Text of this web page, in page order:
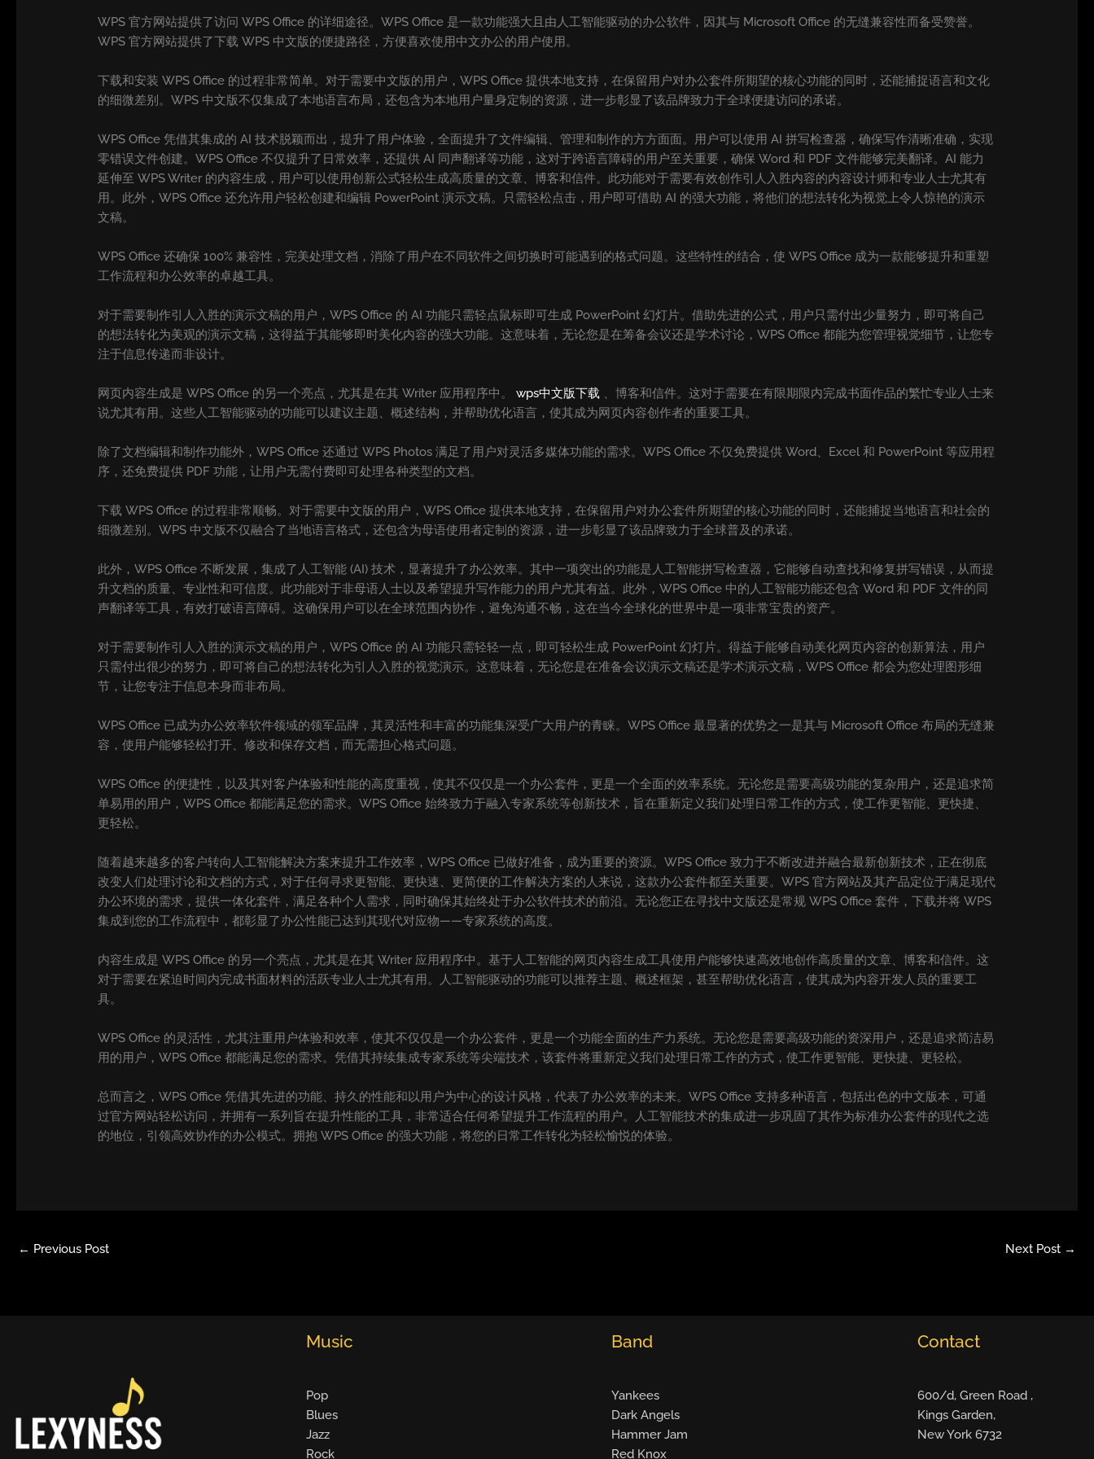
WPS 官方网站提供了访问 WPS Office 的详细途径。WPS Office 是一款功能强大且由人工智能驱动的办公软件，因其与 Microsoft Office 的无缝兼容性而备受赞誉。
WPS 官方网站提供了下载 WPS 中文版的便捷路径，方便喜欢使用中文办公的用户使用。
下载和安装 WPS Office 的过程非常简单。对于需要中文版的用户，WPS Office 提供本地支持，在保留用户对办公套件所期望的核心功能的同时，还能捕捉语言和文化
的细微差别。WPS 中文版不仅集成了本地语言布局，还包含为本地用户量身定制的资源，进一步彰显了该品牌致力于全球便捷访问的承诺。
WPS Office 凭借其集成的 AI 技术脱颖而出，提升了用户体验，全面提升了文件编辑、管理和制作的方方面面。用户可以使用 AI 拼写检查器，确保写作清晰准确，实现
零错误文件创建。WPS Office 不仅提升了日常效率，还提供 AI 同声翻译等功能，这对于跨语言障碍的用户至关重要，确保 Word 和 PDF 文件能够完美翻译。AI 能力
延伸至 WPS Writer 的内容生成，用户可以使用创新公式轻松生成高质量的文章、博客和信件。此功能对于需要有效创作引人入胜内容的内容设计师和专业人士尤其有
用。此外，WPS Office 还允许用户轻松创建和编辑 PowerPoint 演示文稿。只需轻松点击，用户即可借助 AI 的强大功能，将他们的想法转化为视觉上令人惊艳的演示
文稿。
WPS Office 还确保 100% 兼容性，完美处理文档，消除了用户在不同软件之间切换时可能遇到的格式问题。这些特性的结合，使 WPS Office 成为一款能够提升和重塑
工作流程和办公效率的卓越工具。
对于需要制作引人入胜的演示文稿的用户，WPS Office 的 AI 功能只需轻点鼠标即可生成 PowerPoint 幻灯片。借助先进的公式，用户只需付出少量努力，即可将自己
的想法转化为美观的演示文稿，这得益于其能够即时美化内容的强大功能。这意味着，无论您是在筹备会议还是学术讨论，WPS Office 都能为您管理视觉细节，让您专
注于信息传递而非设计。
网页内容生成是 WPS Office 的另一个亮点，尤其是在其 Writer 应用程序中。wps中文版下载 、博客和信件。这对于需要在有限期限内完成书面作品的繁忙专业人士来
说尤其有用。这些人工智能驱动的功能可以建议主题、概述结构，并帮助优化语言，使其成为网页内容创作者的重要工具。
除了文档编辑和制作功能外，WPS Office 还通过 WPS Photos 满足了用户对灵活多媒体功能的需求。WPS Office 不仅免费提供 Word、Excel 和 PowerPoint 等应用程
序，还免费提供 PDF 功能，让用户无需付费即可处理各种类型的文档。
下载 WPS Office 的过程非常顺畅。对于需要中文版的用户，WPS Office 提供本地支持，在保留用户对办公套件所期望的核心功能的同时，还能捕捉当地语言和社会的
细微差别。WPS 中文版不仅融合了当地语言格式，还包含为母语使用者定制的资源，进一步彰显了该品牌致力于全球普及的承诺。
此外，WPS Office 不断发展，集成了人工智能 (AI) 技术，显著提升了办公效率。其中一项突出的功能是人工智能拼写检查器，它能够自动查找和修复拼写错误，从而提
升文档的质量、专业性和可信度。此功能对于非母语人士以及希望提升写作能力的用户尤其有益。此外，WPS Office 中的人工智能功能还包含 Word 和 PDF 文件的同
声翻译等工具，有效打破语言障碍。这确保用户可以在全球范围内协作，避免沟通不畅，这在当今全球化的世界中是一项非常宝贵的资产。
对于需要制作引人入胜的演示文稿的用户，WPS Office 的 AI 功能只需轻轻一点，即可轻松生成 PowerPoint 幻灯片。得益于能够自动美化网页内容的创新算法，用户
只需付出很少的努力，即可将自己的想法转化为引人入胜的视觉演示。这意味着，无论您是在准备会议演示文稿还是学术演示文稿，WPS Office 都会为您处理图形细
节，让您专注于信息本身而非布局。
WPS Office 已成为办公效率软件领域的领军品牌，其灵活性和丰富的功能集深受广大用户的青睐。WPS Office 最显著的优势之一是其与 Microsoft Office 布局的无缝兼
容，使用户能够轻松打开、修改和保存文档，而无需担心格式问题。
WPS Office 的便捷性，以及其对客户体验和性能的高度重视，使其不仅仅是一个办公套件，更是一个全面的效率系统。无论您是需要高级功能的复杂用户，还是追求简
单易用的用户，WPS Office 都能满足您的需求。WPS Office 始终致力于融入专家系统等创新技术，旨在重新定义我们处理日常工作的方式，使工作更智能、更快捷、
更轻松。
随着越来越多的客户转向人工智能解决方案来提升工作效率，WPS Office 已做好准备，成为重要的资源。WPS Office 致力于不断改进并融合最新创新技术，正在彻底
改变人们处理讨论和文档的方式，对于任何寻求更智能、更快速、更简便的工作解决方案的人来说，这款办公套件都至关重要。WPS 官方网站及其产品定位于满足现代
办公环境的需求，提供一体化套件，满足各种个人需求，同时确保其始终处于办公软件技术的前沿。无论您正在寻找中文版还是常规 WPS Office 套件，下载并将 WPS
集成到您的工作流程中，都彰显了办公性能已达到其现代对应物——专家系统的高度。
内容生成是 WPS Office 的另一个亮点，尤其是在其 Writer 应用程序中。基于人工智能的网页内容生成工具使用户能够快速高效地创作高质量的文章、博客和信件。这
对于需要在紧迫时间内完成书面材料的活跃专业人士尤其有用。人工智能驱动的功能可以推荐主题、概述框架，甚至帮助优化语言，使其成为内容开发人员的重要工
具。
WPS Office 的灵活性，尤其注重用户体验和效率，使其不仅仅是一个办公套件，更是一个功能全面的生产力系统。无论您是需要高级功能的资深用户，还是追求简洁易
用的用户，WPS Office 都能满足您的需求。凭借其持续集成专家系统等尖端技术，该套件将重新定义我们处理日常工作的方式，使工作更智能、更快捷、更轻松。
总而言之，WPS Office 凭借其先进的功能、持久的性能和以用户为中心的设计风格，代表了办公效率的未来。WPS Office 支持多种语言，包括出色的中文版本，可通
过官方网站轻松访问，并拥有一系列旨在提升性能的工具，非常适合任何希望提升工作流程的用户。人工智能技术的集成进一步巩固了其作为标准办公套件的现代之选
的地位，引领高效协作的办公模式。拥抱 WPS Office 的强大功能，将您的日常工作转化为轻松愉悦的体验。
← Previous Post Next Post →
Music
Pop
Blues
Jazz
Rock
Band
Yankees
Dark Angels
Hammer Jam
Red Knox
Contact
600/d, Green Road ,
Kings Garden,
New York 6732